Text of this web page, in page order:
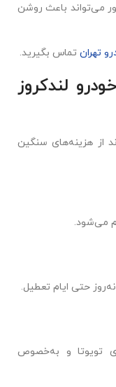
می‌تواند باعث روشن
تهران تماس بگیرید.
لندکروز
از هزینه‌های سنگین
می‌شود.
حتی ایام تعطیل.
تویوتا و به‌خصوص